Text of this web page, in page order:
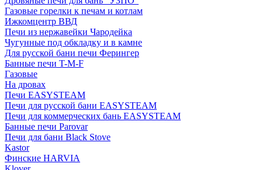
Газовые горелки к печам и котлам
Ижкомцентр ВВД
Печи из нержавейки Чародейка
Чугунные под обкладку и в камне
Для русской бани печи Ферингер
Банные печи T-M-F
Газовые
На дровах
Печи EASYSTEAM
Печи для русской бани EASYSTEAM
Печи для коммерческих бань EASYSTEAM
Банные печи Parovar
Печи для бани Black Stove
Kastor
Финские HARVIA